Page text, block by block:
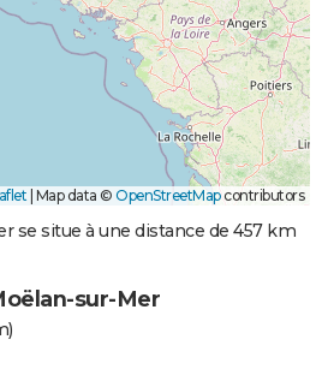
Map data © OpenStreetMapcontributors
se situe à une distance de 457 km
sur-Mer